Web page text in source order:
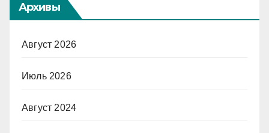
Архивы
Август 2026
Июль 2026
Август 2024